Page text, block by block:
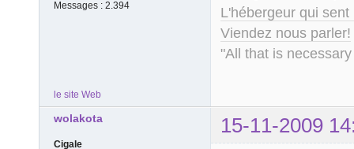
Messages : 2.394
L'hébergeur qui
Viendez nous parler!
"All that is
le site Web
wolakota 15-11-2009
Cigale